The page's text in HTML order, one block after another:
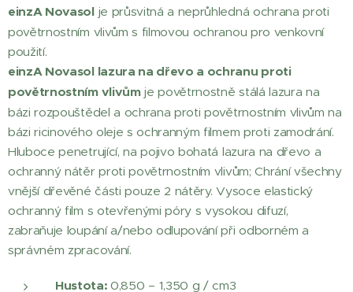
einzA Novasolje průsvitná a neprůhledná ochrana proti
povětrnostním vlivům s filmovou ochranou pro venkovní
použití.
einzA Novasol lazura na dřevo a ochranu proti
povětrnostním vlivůmje povětrnostně stálá lazura na
bázi rozpouštědel a ochrana proti povětrnostním vlivům na
bázi ricinového oleje s ochranným filmem proti zamodrání.
Hluboce penetrující, na pojivo bohatá lazura na dřevo a
ochranný nátěr proti povětrnostním vlivům; Chrání všechny
vnější dřevěné části pouze 2 nátěry. Vysoce elastický
ochranný film s otevřenými póry s vysokou difuzí,
zabraňuje loupání a/nebo odlupování při odborném a
správném zpracování.
Hustota:0,850 – 1,350 g / cm3